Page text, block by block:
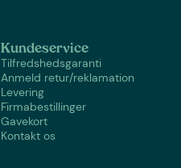
Kundeservice
Tilfredshedsgaranti
Anmeld retur/reklamation
Levering
Firmabestillinger
Gavekort
Kontakt os